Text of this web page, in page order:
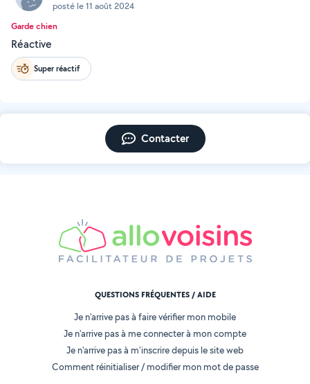
posté le 11 août 2024
Garde chien
Réactive
Super réactif
Contacter
QUESTIONS FRÉQUENTES / AIDE
Je n'arrive pas à faire vérifier mon mobile
Je n'arrive pas à me connecter à mon compte
Je n'arrive pas à m'inscrire depuis le site web
Comment réinitialiser / modifier mon mot de passe